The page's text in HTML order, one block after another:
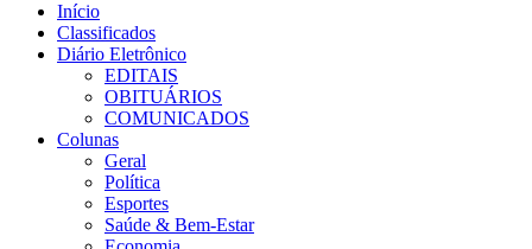
Início
Classificados
Diário Eletrônico
EDITAIS
OBITUÁRIOS
COMUNICADOS
Colunas
Geral
Política
Esportes
Saúde & Bem-Estar